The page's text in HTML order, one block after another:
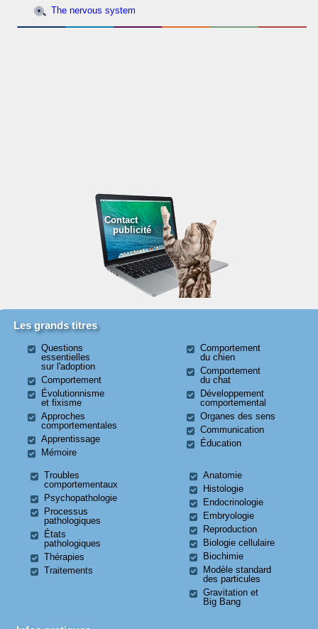
The nervous system
Contact
publicité
Les grands titres
Questions
essentielles
sur l'adoption
Comportement
Évolutionnisme
et fixisme
Approches
comportementales
Apprentissage
Mémoire
Comportement
du chien
Comportement
du chat
Développement
comportemental
Organes des sens
Communication
Éducation
Troubles
comportementaux
Psychopathologie
Processus
pathologiques
États
pathologiques
Thérapies
Traitements
Anatomie
Histologie
Endocrinologie
Embryologie
Reproduction
Biologie cellulaire
Biochimie
Modèle standard
des particules
Gravitation et
Big Bang